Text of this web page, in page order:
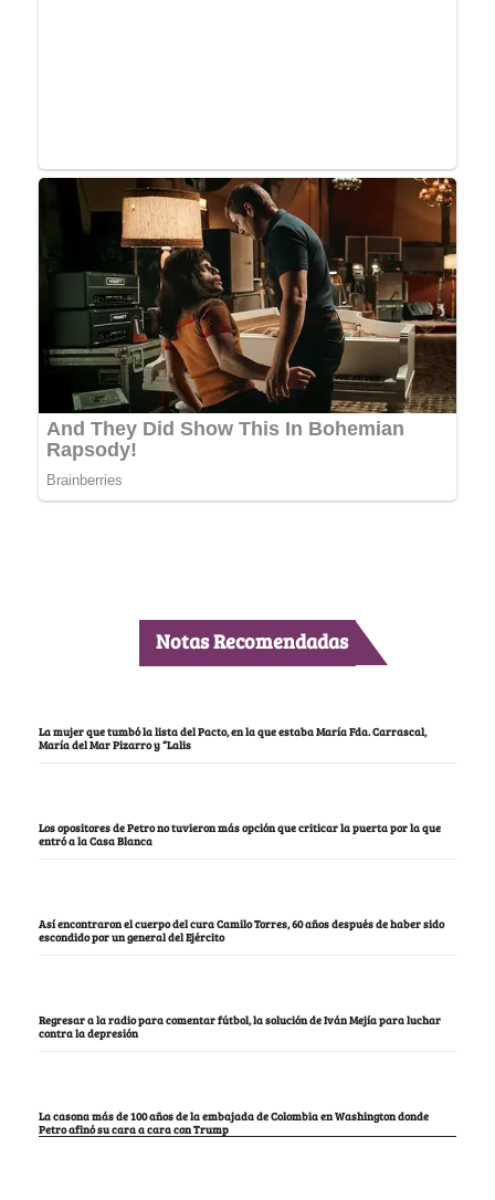
Notas Recomendadas
La mujer que tumbó la lista del Pacto, en la que estaba María Fda. Carrascal,
María del Mar Pizarro y “Lalis
Los opositores de Petro no tuvieron más opción que criticar la puerta por la que
entró a la Casa Blanca
Así encontraron el cuerpo del cura Camilo Torres, 60 años después de haber sido
escondido por un general del Ejército
Regresar a la radio para comentar fútbol, la solución de Iván Mejía para luchar
contra la depresión
La casona más de 100 años de la embajada de Colombia en Washington donde
Petro afinó su cara a cara con Trump